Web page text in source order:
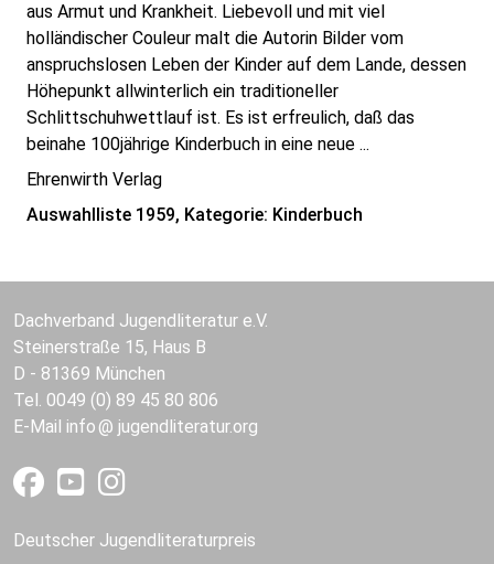
aus Armut und Krankheit. Liebevoll und mit viel
holländischer Couleur malt die Autorin Bilder vom
anspruchslosen Leben der Kinder auf dem Lande, dessen
Höhepunkt allwinterlich ein traditioneller
Schlittschuhwettlauf ist. Es ist erfreulich, daß das
beinahe 100jährige Kinderbuch in eine neue ...
Ehrenwirth Verlag
Auswahlliste 1959, Kategorie: Kinderbuch
Dachverband Jugendliteratur e.V.
Steinerstraße 15, Haus B
D - 81369 München
Tel. 0049 (0) 89 45 80 806
E-Mail info jugendliteratur.org
Deutscher Jugendliteraturpreis